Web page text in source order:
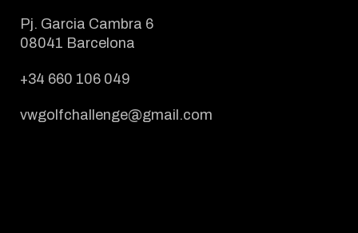
Pj. Garcia Cambra 6
08041 Barcelona
+34 660 106 049
vwgolfchallenge@gmail.com